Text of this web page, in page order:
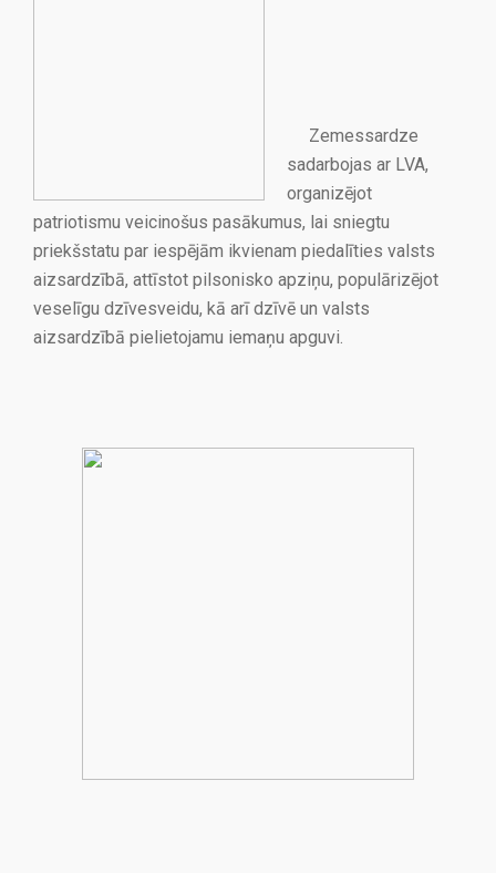
Zemessardze
sadarbojas ar LVA,
organizējot
patriotismu veicinošus pasākumus, lai sniegtu
priekšstatu par iespējām ikvienam piedalīties valsts
aizsardzībā, attīstot pilsonisko apziņu, populārizējot
veselīgu dzīvesveidu, kā arī dzīvē un valsts
aizsardzībā pielietojamu iemaņu apguvi.